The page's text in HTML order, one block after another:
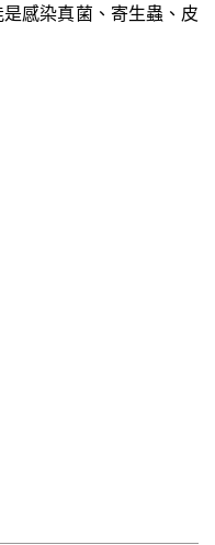
感染真菌、寄生蟲、皮